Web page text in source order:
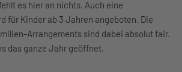
es hier an nichts. Auch eine
für Kinder ab 3 Jahren angeboten. Die
Arrangements sind dabei absolut fair.
das ganze Jahr geöffnet.